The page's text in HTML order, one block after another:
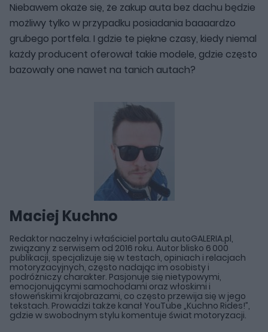
Niebawem okaże się, że zakup auta bez dachu będzie
możliwy tylko w przypadku posiadania baaaardzo
grubego portfela. I gdzie te piękne czasy, kiedy niemal
każdy producent oferował takie modele, gdzie często
bazowały one nawet na tanich autach?
Maciej Kuchno
Redaktor naczelny i właściciel portalu autoGALERIA.pl,
związany z serwisem od 2016 roku. Autor blisko 6 000
publikacji, specjalizuje się w testach, opiniach i relacjach
motoryzacyjnych, często nadając im osobisty i
podróżniczy charakter. Pasjonuje się nietypowymi,
emocjonującymi samochodami oraz włoskimi i
słoweńskimi krajobrazami, co często przewija się w jego
tekstach. Prowadzi także kanał YouTube „Kuchno Rides!”,
gdzie w swobodnym stylu komentuje świat motoryzacji.